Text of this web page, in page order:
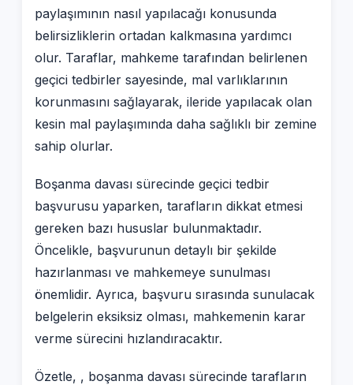
paylaşımının nasıl yapılacağı konusunda
belirsizliklerin ortadan kalkmasına yardımcı
olur. Taraflar, mahkeme tarafından belirlenen
geçici tedbirler sayesinde, mal varlıklarının
korunmasını sağlayarak, ileride yapılacak olan
kesin mal paylaşımında daha sağlıklı bir zemine
sahip olurlar.
Boşanma davası sürecinde geçici tedbir
başvurusu yaparken, tarafların dikkat etmesi
gereken bazı hususlar bulunmaktadır.
Öncelikle, başvurunun detaylı bir şekilde
hazırlanması ve mahkemeye sunulması
önemlidir. Ayrıca, başvuru sırasında sunulacak
belgelerin eksiksiz olması, mahkemenin karar
verme sürecini hızlandıracaktır.
Özetle, , boşanma davası sürecinde tarafların